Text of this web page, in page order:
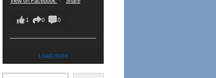
1 0 0
Load more